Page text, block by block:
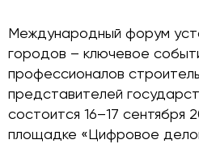
Международный форум
городов – ключевое
профессионалов
представителей
состоится 16–17 сентября
площадке «Цифровое